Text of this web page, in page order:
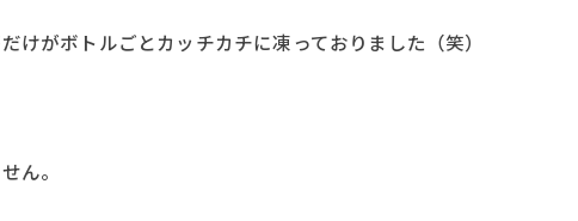
けがボトルごとカッチカチに凍っておりました（笑）
ん。